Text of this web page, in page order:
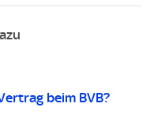
beim BVB?